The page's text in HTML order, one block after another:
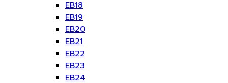
EB18
EB19
EB20
EB21
EB22
EB23
EB24